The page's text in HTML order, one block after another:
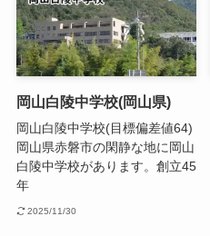
岡山白陵中学校(岡山県)
岡山白陵中学校(目標偏差値64)
岡山県赤磐市の閑静な地に岡山
白陵中学校があります。創立45
年
2025/11/30